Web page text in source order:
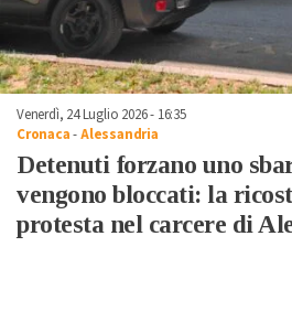
Venerdì, 24 Luglio 2026 - 16:35
Cronaca-Alessandria
Detenuti forzano uno
vengono bloccati: la
protesta nel carcere di